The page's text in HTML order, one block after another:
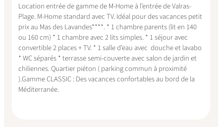
Location entrée de gamme de M-Home à l’entrée de Valras-
Plage. M-Home standard avec TV. Idéal pour des vacances petit
prix au Mas des Lavandes****. * 1 chambre parents (lit en 140
ou 160 cm) * 1 chambre avec 2 lits simples. * 1 séjour avec
convertible 2 places + TV. * 1 salle d’eau avec douche et lavabo
* WC séparés * terrasse semi-couverte avec salon de jardin et
chiliennes. Quartier piéton ( parking commun à proximité
).Gamme CLASSIC : Des vacances confortables au bord de la
Méditerranée.